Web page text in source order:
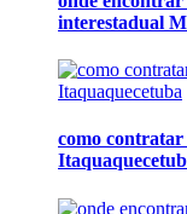
interestadual
como contratar